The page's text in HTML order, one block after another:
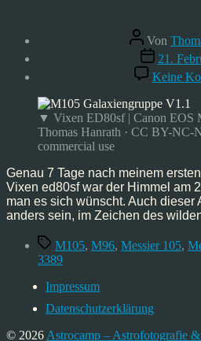
Beitragsautor
Von
21.
Keine
▼ Vixen ED80sf | Canon EOS
Thomas Hanrath · CC BY-NC-
commercial use
Genau 7 Tage nach meinem
Vixen ed80sf war der Himmel am
man es sich wünscht. Auch dieser
anders sein, im Zeichen des
Schlagwörter
M105, M96, Messier 105,
3389
Impressum
Datenschutzerklärung
© 2026 Astrocamp – Astrofotografie